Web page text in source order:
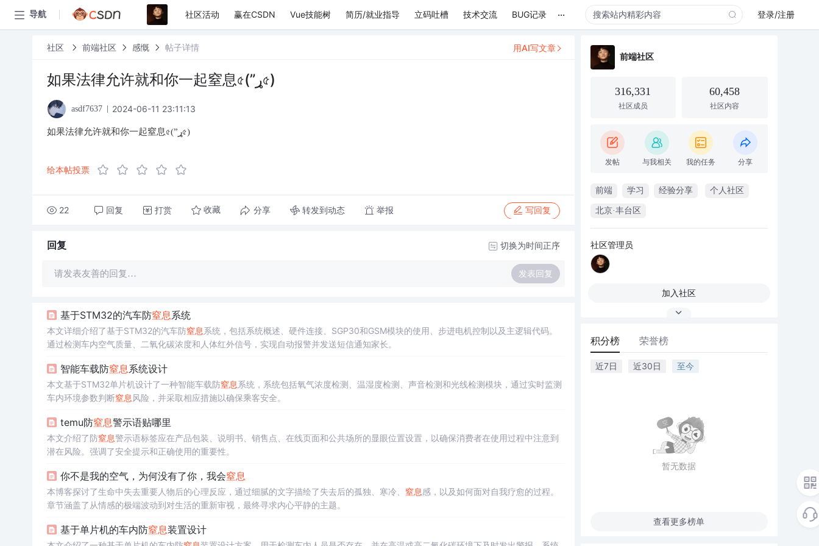
导航 社区活动 赢在CSDN Vue技能树 简历/就业指导 立码吐槽 技术交流 BUG记录 ... 登录/注册
社区 前端社区 感慨 帖子详情
如果法律允许就和你一起窒息৫(”ړ৫)
asdf7637 2024-06-11 23:11:13
如果法律允许就和你一起窒息৫(”ړ৫)
给本帖投票
22 回复 打赏 收藏 分享 转发到动态 举报 写回复
用AI写文章
回复 切换为时间正序
请发表友善的回复… 发表回复
基于STM32的汽车防窒息系统
本文详细介绍了基于STM32的汽车防窒息系统，包括系统概述、硬件连接、SGP30和GSM模块的使用、步进电机控制以及主逻辑代码。
通过检测车内空气质量、二氧化碳浓度和人体红外信号，实现自动报警并发送短信通知家长。
智能车载防窒息系统设计
本文基于STM32单片机设计了一种智能车载防窒息系统，系统包括氧气浓度检测、温湿度检测、声音检测和光线检测模块，通过实时监测
车内环境参数判断窒息 风险，并采取相应措施以确保乘客安全。
temu防窒息警示语贴哪里
本文介绍了防窒息警示语标签应在产品包装、说明书、销售点、在线页面和公共场所的显眼位置设置，以确保消费者在使用过程中注意到
潜在风险。强调了安全提示和正确使用的重要性。
你不是我的空气，为何没有了你，我会窒息
本博客探讨了生命中失去重要人物后的心理反应，通过细腻的文字描绘了失去后的孤独、寒冷、 窒息感，以及如何面对自我疗愈的过程。
章节涵盖了从情感的极端波动到对生活的重新审视，最终寻求内心平静的主题。
基于单片机的车内防窒息装置设计
前端社区
316,331
社区成员
60,458
社区内容
发帖 与我相关 我的任务 分享
前端 学习 经验分享 个人社区
北京·丰台区
社区管理员
加入社区
积分榜 荣誉榜
近7日 近30日 至今
暂无数据
查看更多榜单